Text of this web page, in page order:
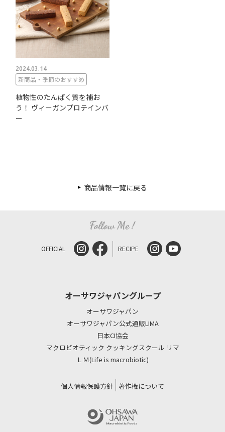
2024.03.14
新商品・季節のおすすめ
植物性のたんぱく質を補お
う！ ヴィーガンプロテインバ
ー
商品情報一覧に戻る
OFFICIAL RECIPE
オーサワジャパングループ
オーサワジャパン
オーサワジャパン公式通販LIMA
日本CI協会
マクロビオティック クッキングスクール リマ
ＬＭ(Life is macrobiotic)
個人情報保護方針 著作権について